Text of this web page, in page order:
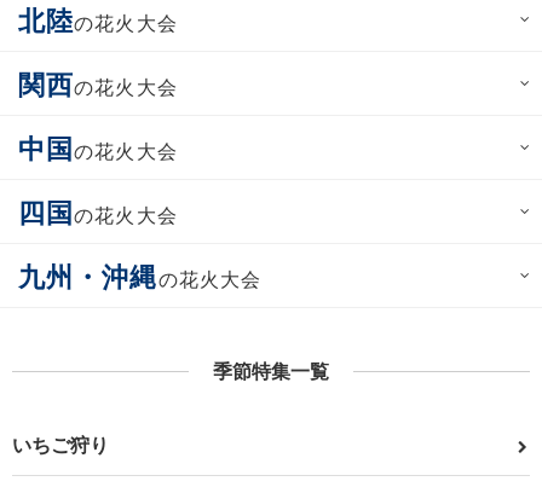
北陸の花火大会
関西の花火大会
中国の花火大会
四国の花火大会
九州・沖縄の花火大会
季節特集一覧
いちご狩り